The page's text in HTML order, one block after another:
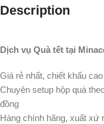
Description
Dịch vụ Quà tết tại
Giá rẻ nhất, chiết khấu
Chuyên setup hộp quà
đồng
Hàng chính hãng, xuất xứ